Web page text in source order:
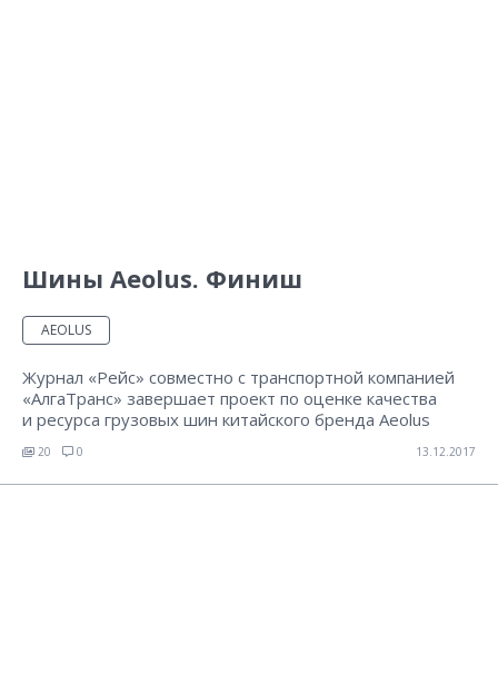
Шины Aeolus. Финиш
AEOLUS
Журнал «Рейс» совместно с транспортной компанией
«АлгаТранс» завершает проект по оценке качества
и ресурса грузовых шин китайского бренда Aeolus
20 0 13.12.2017